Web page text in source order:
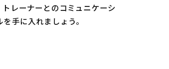
レーナーとのコミュニケーシ
手に入れましょう。